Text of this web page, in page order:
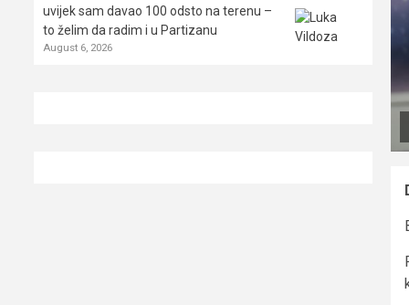
uvijek sam davao 100 odsto na terenu –
to želim da radim i u Partizanu
August 6, 2026